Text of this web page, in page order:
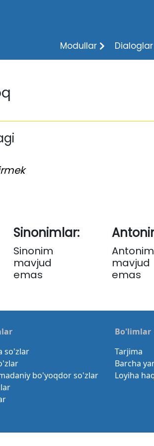
Modullar Dialoglar
Sinonimlar:
Sinonim
mavjud
emas
Antonim
mavjud
emas
so'zlar
bo'yoqdor so'zlar
Bo'limlar
Tarjima
Barcha
Loyiha